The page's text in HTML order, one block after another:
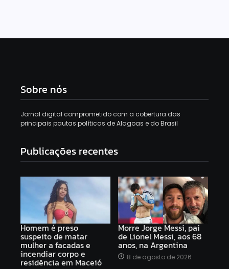
Sobre nós
Jornal digital comprometido com a cobertura das
principais pautas políticas de Alagoas e do Brasil
Publicações recentes
Homem é preso
suspeito de matar
mulher a facadas e
incendiar corpo e
residência em Maceió
Morre Jorge Messi, pai
de Lionel Messi, aos 68
anos, na Argentina
8 de agosto de 2026